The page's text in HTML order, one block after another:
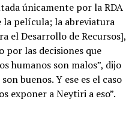
únicamente por la RDA
la película; la abreviatura
el Desarrollo de Recursos],
por las decisiones que
humanos son malos”, dijo
buenos. Y ese es el caso
exponer a Neytiri a eso”.